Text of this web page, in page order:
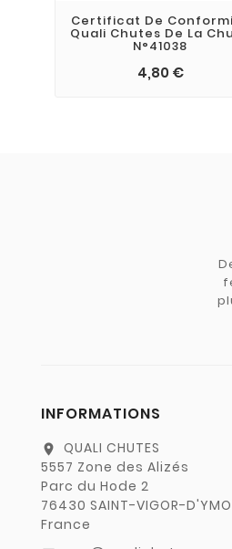
Certificat De
Quali Chutes De La
N°41038
4,80 €
INFORMATIONS
location_on
QUALI CHUTES
5557 Zone des Alizés
Parc du Hode 2
76430 SAINT-VIGOR-
France